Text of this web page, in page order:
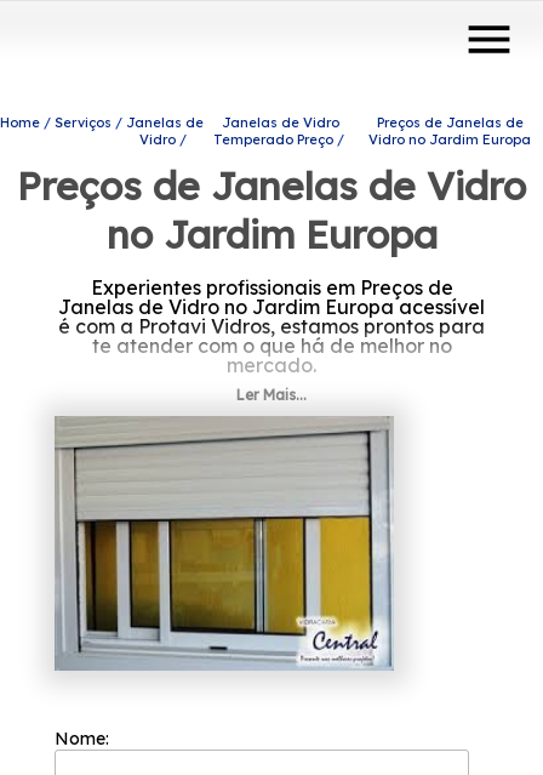
menu
Home Serviços
Janelas de
Vidro
Janelas de Vidro
Temperado Preço
Preços de Janelas de
Vidro no Jardim Europa
Preços de Janelas de Vidro
no Jardim Europa
Experientes profissionais em Preços de
Janelas de Vidro no Jardim Europa acessível
é com a Protavi Vidros, estamos prontos para
te atender com o que há de melhor no
mercado.
Está em busca de Preços de Janelas de Vidro
no Jardim Europa? Saiba que a Protavi
Vidros oferece a solução que você necessita
no ramo de engenharia de vidros, por
exemplo, portas de vidro, envidraçamento de
sacadas, box para banheiros, entre outros
produtos e serviços. Fale conosco e conte
com os serviços de profissionais qualificados
e especializados.
Ler Mais...
Nome: